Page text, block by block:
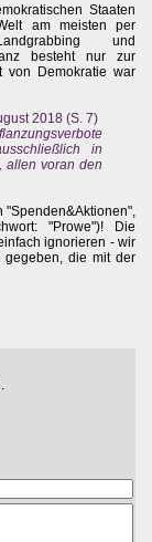
Staaten
am meisten per
und
besteht nur zur
von Demokratie war
2018 (S. 7)
in
allen voran den
"Prowe")! Die
ignorieren - wir
gegeben, die mit der